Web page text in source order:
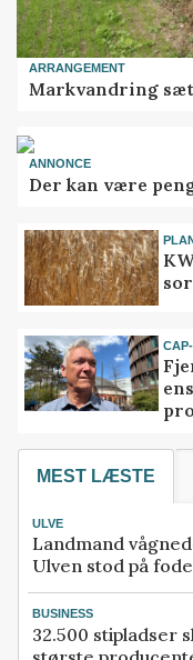
ARRANGEMENT
Markvandring
ANNONCE
Der kan være
MEST LÆSTE
ULVE
Landmand
Ulven stod på
BUSINESS
32.500 stipladser